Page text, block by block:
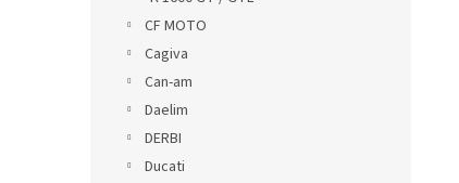
CF MOTO
Cagiva
Can-am
Daelim
DERBI
Ducati